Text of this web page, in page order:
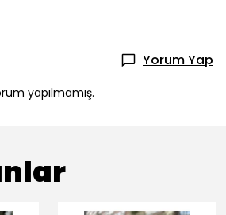
Yorum Yap
yapılmamış.